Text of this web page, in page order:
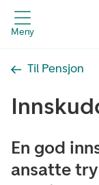
Meny
Til Pensjon
En god
ansatte